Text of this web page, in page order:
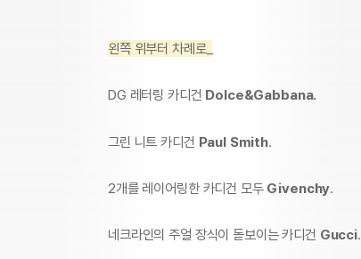
왼쪽 위부터 차례로_
DG 레터링 카디건 Dolce&Gabbana.
그린 니트 카디건 Paul Smith.
2개를 레이어링한 카디건 모두 Givenchy.
네크라인의 주얼 장식이 돋보이는 카디건 Gucci.